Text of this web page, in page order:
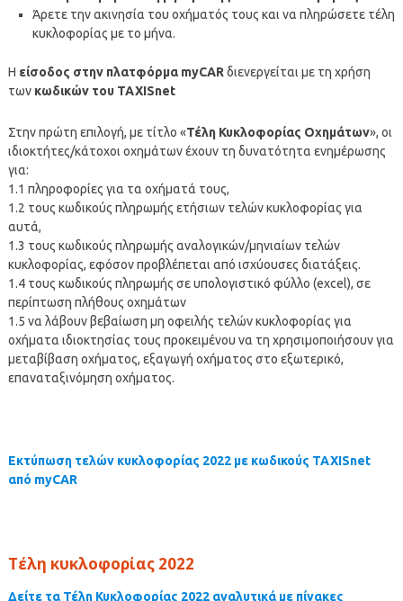
Άρετε την ακινησία του οχήματός τους και να πληρώσετε τέλη
κυκλοφορίας με το μήνα.
Η είσοδος στην πλατφόρμα myCAR διενεργείται με τη χρήση
τωνκωδικών του TAXISnet
Στην πρώτη επιλογή, με τίτλο «Τέλη Κυκλοφορίας Οχημάτων», οι
ιδιοκτήτες/κάτοχοι οχημάτων έχουν τη δυνατότητα ενημέρωσης
για:
1.1 πληροφορίες για τα οχήματά τους,
1.2 τους κωδικούς πληρωμής ετήσιων τελών κυκλοφορίας για
αυτά,
1.3 τους κωδικούς πληρωμής αναλογικών/μηνιαίων τελών
κυκλοφορίας, εφόσον προβλέπεται από ισχύουσες διατάξεις.
1.4 τους κωδικούς πληρωμής σε υπολογιστικό φύλλο (excel), σε
περίπτωση πλήθους οχημάτων
1.5 να λάβουν βεβαίωση μη οφειλής τελών κυκλοφορίας για
οχήματα ιδιοκτησίας τους προκειμένου να τη χρησιμοποιήσουν για
μεταβίβαση οχήματος, εξαγωγή οχήματος στο εξωτερικό,
επαναταξινόμηση οχήματος.
Εκτύπωση τελών κυκλοφορίας 2022 με κωδικούς TAXISnet
από myCAR
Τέλη κυκλοφορίας 2022
Δείτε τα Τέλη Κυκλοφορίας 2022 αναλυτικά με πίνακες